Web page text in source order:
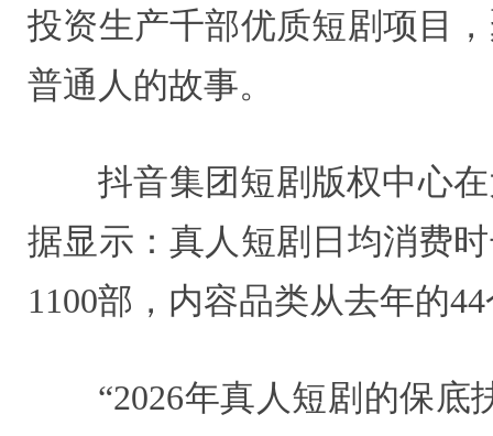
投资生产千部优质短剧项目
普通人的故事。
抖音集团短剧版权中心
据显示：真人短剧日均消费
1100部，内容品类从去年的
“2026年真人短剧的保